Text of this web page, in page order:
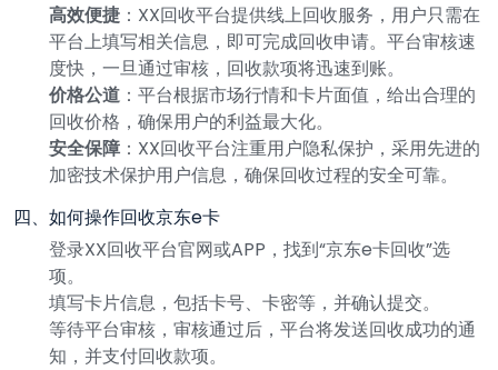
高效便捷 ：XX回收平台提供线上回收服务，用户只需在
平台上填写相关信息，即可完成回收申请。平台审核速
度快，一旦通过审核，回收款项将迅速到账。
价格公道 ：平台根据市场行情和卡片面值，给出合理的
回收价格，确保用户的利益最大化。
安全保障 ：XX回收平台注重用户隐私保护，采用先进的
加密技术保护用户信息，确保回收过程的安全可靠。
四、如何操作回收京东e卡
登录XX回收平台官网或APP，找到“京东e卡回收”选
项。
填写卡片信息，包括卡号、卡密等，并确认提交。
等待平台审核，审核通过后，平台将发送回收成功的通
知，并支付回收款项。